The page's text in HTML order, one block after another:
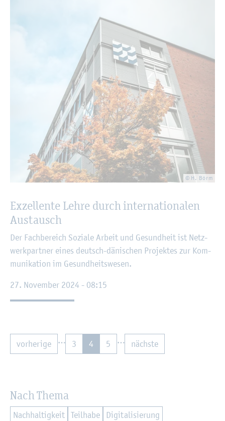
© H. Börm
Ex­zel­len­te Lehre durch in­ter­na­tio­na­len
Aus­tausch
Der Fach­be­reich So­zia­le Ar­beit und Ge­sund­heit ist Netz­
werk­part­ner eines deutsch-dä­ni­schen Pro­jek­tes zur Kom­
mu­ni­ka­ti­on im Ge­sund­heits­we­sen.
27. No­vem­ber 2024 - 08:15
vor­he­ri­ge … 3 4 5 … nächs­te
Nach Thema
Nach­hal­tig­keit Teil­ha­be
Di­gi­ta­li­sie­rung